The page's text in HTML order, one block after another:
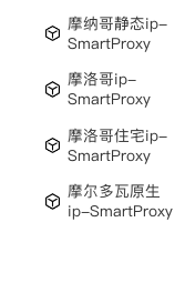
摩纳哥静态ip-
SmartProxy
摩洛哥ip-
SmartProxy
摩洛哥住宅ip-
SmartProxy
摩尔多瓦原生
ip-SmartProxy